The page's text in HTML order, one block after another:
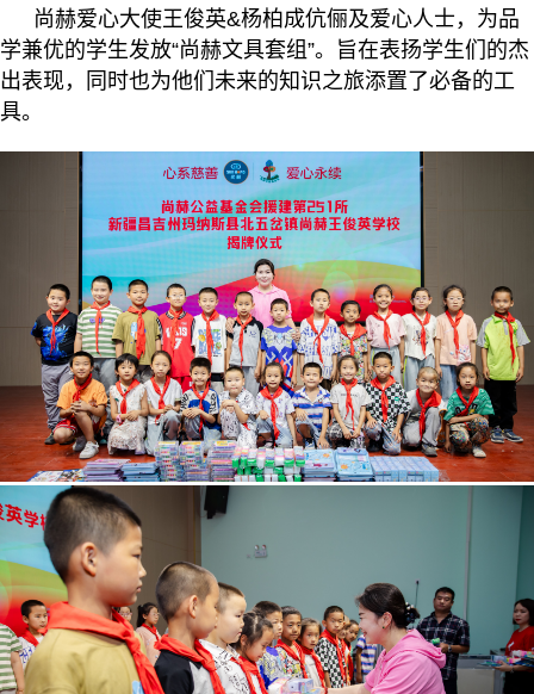
尚赫爱心大使王俊英&杨柏成伉俪及爱心人士，为品
学兼优的学生发放“尚赫文具套组”。旨在表扬学生们的杰
出表现，同时也为他们未来的知识之旅添置了必备的工
具。